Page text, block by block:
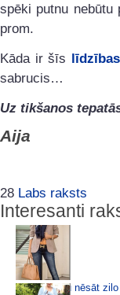
spēki putnu nebūtu
prom.
Kāda ir šīs līdzības
sabrucis…
Uz tikšanos
Aija
28 Labs raksts
Interesanti
Ar ko varētu nēsāt